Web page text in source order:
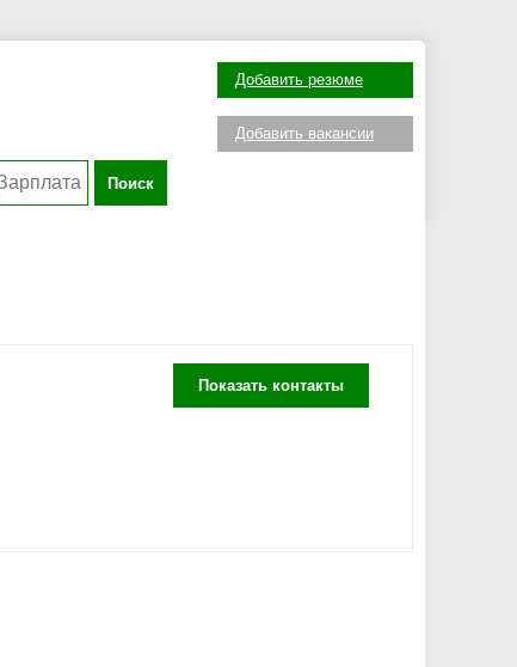
Поиск
Добавить резюме
Добавить вакансии
Показать контакты